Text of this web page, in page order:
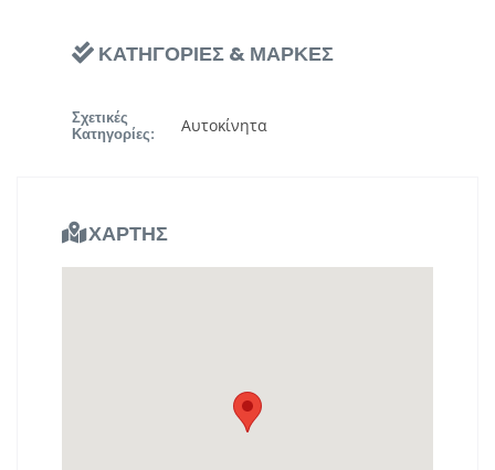
ΚΑΤΗΓΟΡΙΕΣ & ΜΑΡΚΕΣ
Σχετικές
Κατηγορίες: Αυτοκίνητα
ΧΑΡΤΗΣ